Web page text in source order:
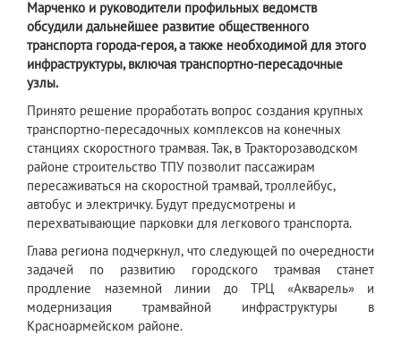
Марченко и руководители профильных ведомств
обсудили дальнейшее развитие общественного
транспорта города-героя, а также необходимой для этого
инфраструктуры, включая транспортно-пересадочные
узлы.
Принято решение проработать вопрос создания крупных
транспортно-пересадочных комплексов на конечных
станциях скоростного трамвая. Так, в Тракторозаводском
районе строительство ТПУ позволит пассажирам
пересаживаться на скоростной трамвай, троллейбус,
автобус и электричку. Будут предусмотрены и
перехватывающие парковки для легкового транспорта.
Глава региона подчеркнул, что следующей по очередности
задачей по развитию городского трамвая станет
продление наземной линии до ТРЦ «Акварель» и
модернизация трамвайной инфраструктуры в
Красноармейском районе.